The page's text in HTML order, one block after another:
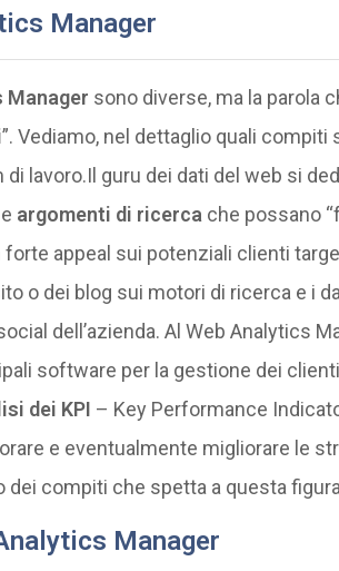
Manager
Manager sono diverse, ma la parola
”. Vediamo, nel dettaglio quali compiti
lavoro.Il guru dei dati del web si
argomenti di ricerca che possano
appeal sui potenziali clienti
o dei blog sui motori di ricerca e i
dell’azienda. Al Web Analytics
software per la gestione dei
dei KPI – Key Performance
e eventualmente migliorare le
compiti che spetta a questa
Manager